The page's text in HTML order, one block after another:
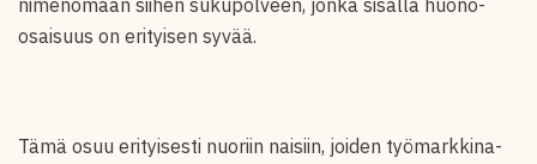
nimenomaan siihen sukupolveen, jonka sisällä huono-
osaisuus on erityisen syvää.
Tämä osuu erityisesti nuoriin naisiin, joiden työmarkkina-